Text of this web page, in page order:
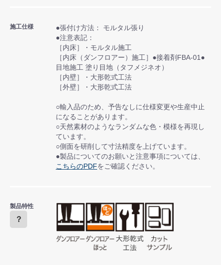
施工仕様
●張付け方法： モルタル張り
●注意表記：
［内床］・モルタル施工
［内床（ダンフロアー）施工］●接着剤FBA-01●
目地施工 塗り目地（タフメジネオ）
［内壁］・大形乾式工法
［外壁］・大形乾式工法
○輸入品のため、予告なしに仕様変更や生産中止
になることがあります。
○天然素材のようなランダムな色・模様を再現し
ています。
○側面を研削して寸法精度を上げています。
●製品についてのお願いと注意事項については、
こちらのPDFをご確認ください。
製品特性
？